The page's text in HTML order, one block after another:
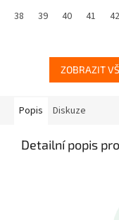
38 39 40 41 42
ZOBRAZIT
Popis Diskuze
Detailní popis